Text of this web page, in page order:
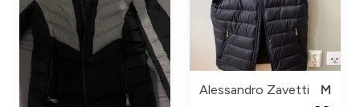
Alessandro Zavetti
M